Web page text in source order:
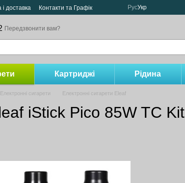
доставка Контакти та Графік РусУкр
Передзвонити вам?
Картриджі Рідина
Електронні сигарети Електронні сигарети Eleaf
iStick Pico 85W TC